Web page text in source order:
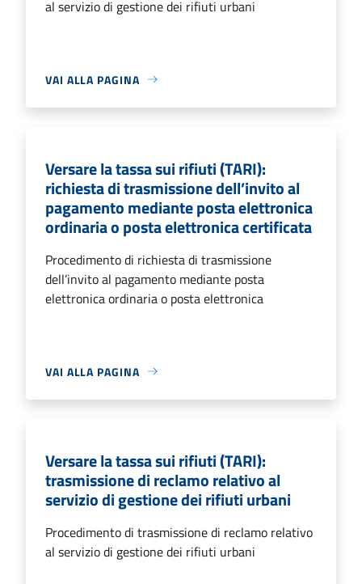
al servizio di gestione dei rifiuti urbani
VAI ALLA PAGINA
Versare la tassa sui rifiuti (TARI):
richiesta di trasmissione dell’invito al
pagamento mediante posta elettronica
ordinaria o posta elettronica certificata
Procedimento di richiesta di trasmissione
dell’invito al pagamento mediante posta
elettronica ordinaria o posta elettronica
VAI ALLA PAGINA
Versare la tassa sui rifiuti (TARI):
trasmissione di reclamo relativo al
servizio di gestione dei rifiuti urbani
Procedimento di trasmissione di reclamo relativo
al servizio di gestione dei rifiuti urbani